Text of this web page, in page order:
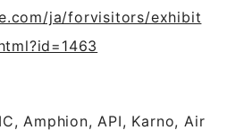
ja/forvisitors/exhibit
Amphion, API, Karno, Air